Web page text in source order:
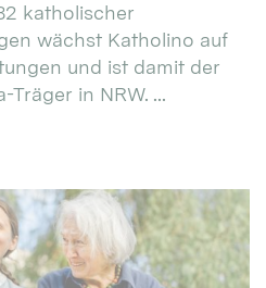
katholischer
wächst Katholino auf
und ist damit der
in NRW. ...